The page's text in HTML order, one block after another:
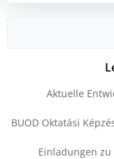
Aktuelle
BUOD Oktatási
Einladungen